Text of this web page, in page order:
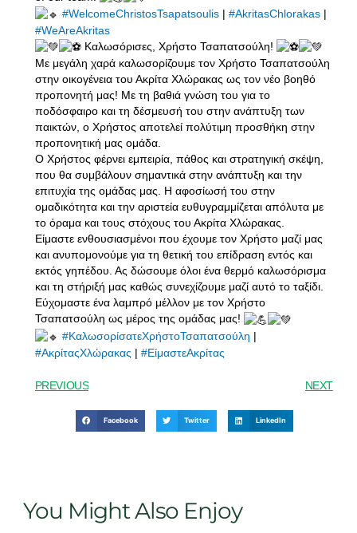
#WelcomeChristosTsapatsoulis| #AkritasChlorakas|
#WeAreAkritas
Καλωσόρισες, Χρήστο Τσαπατσούλη!
Με μεγάλη χαρά καλωσορίζουμε τον Χρήστο Τσαπατσούλη
στην οικογένεια του Ακρίτα Χλώρακας ως τον νέο βοηθό
προπονητή μας! Με τη βαθιά γνώση του για το
ποδόσφαιρο και τη δέσμευσή του στην ανάπτυξη των
παικτών, ο Χρήστος αποτελεί πολύτιμη προσθήκη στην
προπονητική μας ομάδα.
Ο Χρήστος φέρνει εμπειρία, πάθος και στρατηγική σκέψη,
που θα συμβάλουν σημαντικά στην ανάπτυξη και την
επιτυχία της ομάδας μας. Η αφοσίωσή του στην
ομαδικότητα και την αριστεία ευθυγραμμίζεται απόλυτα με
το όραμα και τους στόχους του Ακρίτα Χλώρακας.
Είμαστε ενθουσιασμένοι που έχουμε τον Χρήστο μαζί μας
και ανυπομονούμε για τη θετική του επίδραση εντός και
εκτός γηπέδου. Ας δώσουμε όλοι ένα θερμό καλωσόρισμα
και τη στήριξή μας καθώς συνεχίζουμε μαζί αυτό το ταξίδι.
Εύχομαστε ένα λαμπρό μέλλον με τον Χρήστο
Τσαπατσούλη ως μέρος της ομάδας μας!
#ΚαλωσορίσατεΧρήστοΤσαπατσούλη |
#ΑκρίταςΧλώρακας | #ΕίμαστεΑκρίτας
PREVIOUS NEXT
Facebook Twitter LinkedIn
You Might Also Enjoy